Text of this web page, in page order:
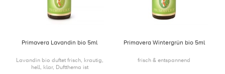
Primavera Lavandin bio 5ml
Lavandin bio duftet frisch, krautig,
hell, klar, Duftthema ist
Primavera Wintergrün bio 5ml
frisch & entspannend